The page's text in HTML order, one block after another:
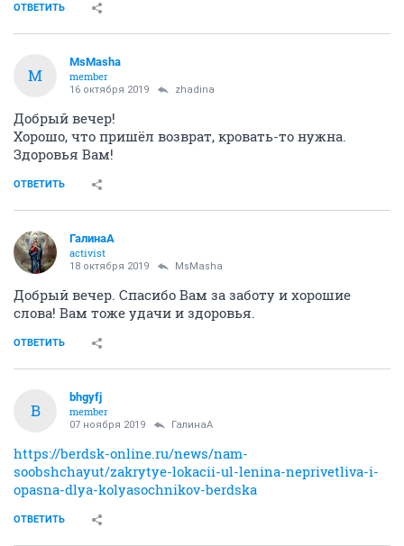
ОТВЕТИТЬ
M
MsMasha
member
16 октября 2019 zhadina
Добрый вечер!
Хорошо, что пришёл возврат, кровать-то нужна.
Здоровья Вам!
ОТВЕТИТЬ
ГалинаА
activist
18 октября 2019 MsMasha
Добрый вечер. Спасибо Вам за заботу и хорошие
слова! Вам тоже удачи и здоровья.
ОТВЕТИТЬ
B
bhgyfj
member
07 ноября 2019 ГалинаА
https://berdsk-online.ru/news/nam-
soobshchayut/zakrytye-lokacii-ul-lenina-neprivetliva-i-
opasna-dlya-kolyasochnikov-berdska
ОТВЕТИТЬ